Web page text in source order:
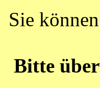
Sie
Bitte